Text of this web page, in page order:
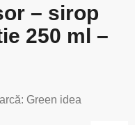
– sirop
250 ml –
Green idea